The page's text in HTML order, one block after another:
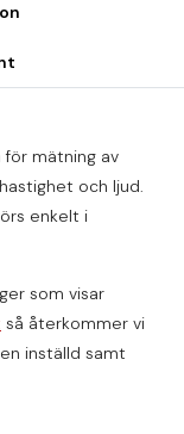
mätning av
och ljud.
enkelt i
som visar
så återkommer vi
inställd samt